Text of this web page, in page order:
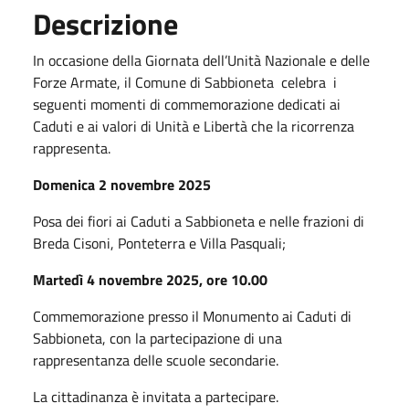
Descrizione
In occasione della Giornata dell’Unità Nazionale e delle
Forze Armate, il Comune di Sabbioneta celebra i
seguenti momenti di commemorazione dedicati ai
Caduti e ai valori di Unità e Libertà che la ricorrenza
rappresenta.
Domenica 2 novembre 2025
Posa dei fiori ai Caduti a Sabbioneta e nelle frazioni di
Breda Cisoni, Ponteterra e Villa Pasquali;
Martedì 4 novembre 2025, ore 10.00
Commemorazione presso il Monumento ai Caduti di
Sabbioneta, con la partecipazione di una
rappresentanza delle scuole secondarie.
La cittadinanza è invitata a partecipare.